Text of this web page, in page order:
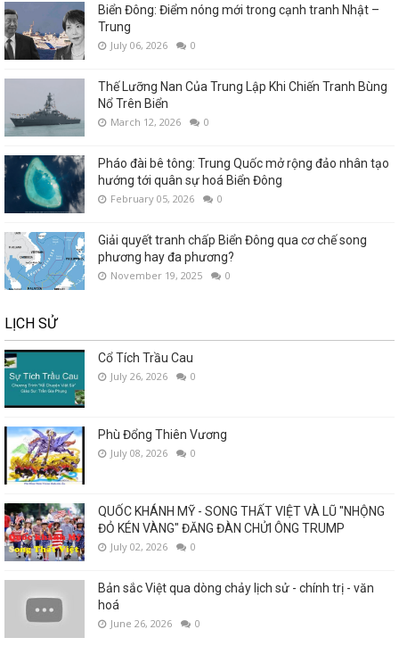
Biển Đông: Điểm nóng mới trong cạnh tranh Nhật –
Trung
July 06, 2026 0
Thế Lưỡng Nan Của Trung Lập Khi Chiến Tranh Bùng
Nổ Trên Biển
March 12, 2026 0
Pháo đài bê tông: Trung Quốc mở rộng đảo nhân tạo
hướng tới quân sự hoá Biển Đông
February 05, 2026 0
Giải quyết tranh chấp Biển Đông qua cơ chế song
phương hay đa phương?
November 19, 2025 0
LỊCH SỬ
Cổ Tích Trầu Cau
July 26, 2026 0
Phù Đổng Thiên Vương
July 08, 2026 0
QUỐC KHÁNH MỸ - SONG THẤT VIỆT VÀ LŨ "NHỘNG
ĐỎ KÉN VÀNG" ĐĂNG ĐÀN CHỬI ÔNG TRUMP
July 02, 2026 0
Bản sắc Việt qua dòng chảy lịch sử - chính trị - văn
hoá
June 26, 2026 0